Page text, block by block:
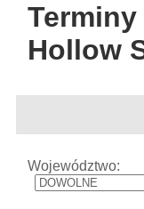
Hollow
Województwo: